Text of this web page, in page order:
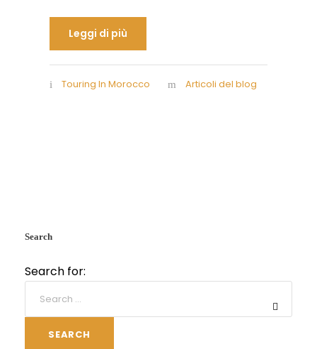
Leggi di più
Touring In Morocco Articoli del blog
Search
Search for:
SEARCH